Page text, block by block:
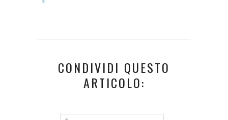
CONDIVIDI QUESTO
ARTICOLO: